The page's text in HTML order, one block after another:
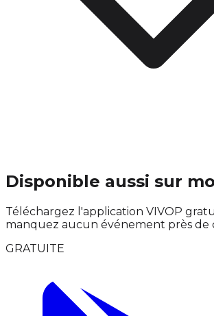
Disponible aussi sur
Téléchargez l'application VIVOP
manquez aucun événement près de
GRATUITE